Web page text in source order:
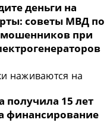
деньги на
советы МВД по
при
наживаются на
получила 15 лет
финансирование